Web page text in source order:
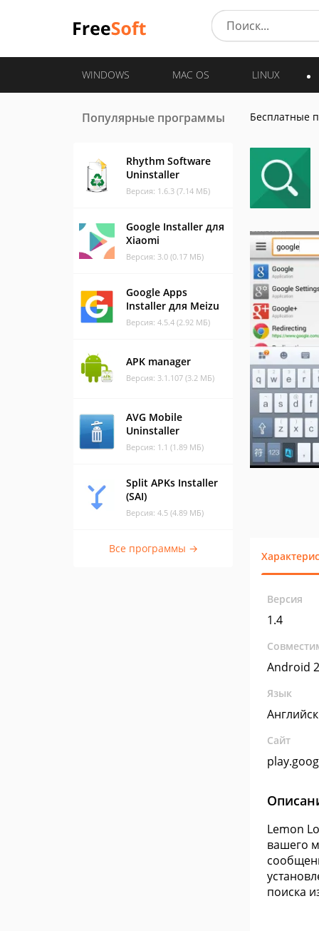
WINDOWS MAC OS LINUX
Популярные программы
Rhythm Software
Uninstaller
Версия: 1.6.3 (7.14 МБ)
Google Installer для
Xiaomi
Версия: 3.0 (0.17 МБ)
Google Apps
Installer для Meizu
Версия: 4.5.4 (2.92 МБ)
APK manager
Версия: 3.1.107 (3.2 МБ)
AVG Mobile
Uninstaller
Версия: 1.1 (1.89 МБ)
Split APKs Installer
(SAI)
Версия: 4.5 (4.89 МБ)
Все программы →
Бесплатные
Версия
1.4
Android
Язык
Сайт
Lemon
вашего
поиска